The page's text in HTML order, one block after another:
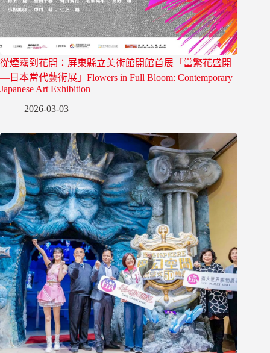
從煙霧到花開：屏東縣立美術館開館首展「當繁花盛開
—日本當代藝術展」Flowers in Full Bloom: Contemporary
Japanese Art Exhibition
2026-03-03